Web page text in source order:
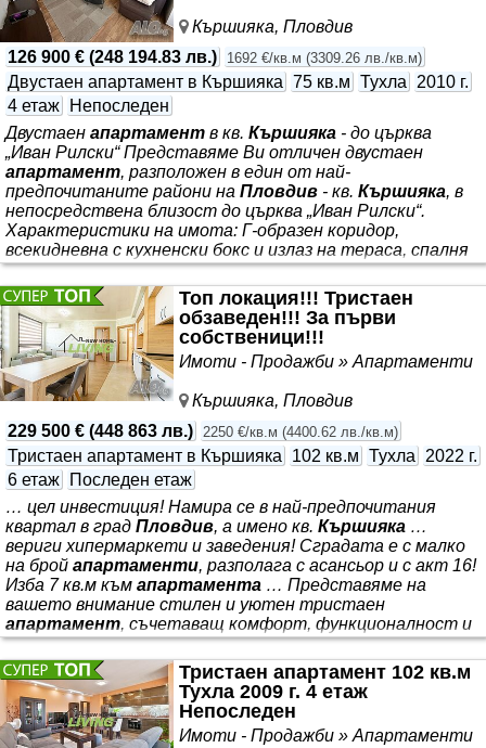
Кършияка, Пловдив
126 900 € (248 194.83 лв.) 1692 €/кв.м (3309.26 лв./кв.м)
Двустаен апартамент в Кършияка 75 кв.м Тухла 2010 г.
4 етаж
Непоследен
Двустаен апартамент в кв. Кършияка - до църква
„Иван Рилски“ Представяме Ви отличен двустаен
апартамент, разположен в един от най-
предпочитаните райони на Пловдив - кв. Кършияка, в
непосредствена близост до църква „Иван Рилски“.
Характеристики на имота: Г-образен коридор,
всекидневна с кухненски бокс и излаз на тераса, спалня
с излаз на тераса, баня с тоалетна и мокро помещение.
Жилището има нужда от козметичен ремонт. 4-ти
етаж с асансьор Изложение: Изток / Север Локацията
предлага бърз достъп до центъра на града, спирки на
градски транспорт, магазини, училища, детски градини
Топ локация!!! Тристаен
обзаведен!!! За първи
собственици!!!
Имоти - Продажби » Апартаменти
Кършияка, Пловдив
229 500 € (448 863 лв.) 2250 €/кв.м (4400.62 лв./кв.м)
Тристаен апартамент в Кършияка 102 кв.м Тухла 2022 г.
6 етаж
Последен етаж
… цел инвестиция! Намира се в най-предпочитания
квартал в град Пловдив, а имено кв. Кършияка …
вериги хипермаркети и заведения! Сградата е с малко
на брой апартаменти, разполага с асансьор и с акт 16!
Изба 7 кв.м към апартамента … Представяме на
вашето внимание стилен и уютен тристаен
апартамент, съчетаващ комфорт, функционалност и
модерна визия …Апартаментъте изпълнен по
индивидуален проект - уютен, светъл и без нужда … .
Имотът е напълно обзаведен с внимание към детайла и
предлага всичко необходимо за комфортен начин на
живот, подходящ както за лично ползване, така и с *** !
*** от допълнителни инвестиции
Тристаен апартамент 102 кв.м
Тухла 2009 г. 4 етаж
Непоследен
Имоти - Продажби » Апартаменти